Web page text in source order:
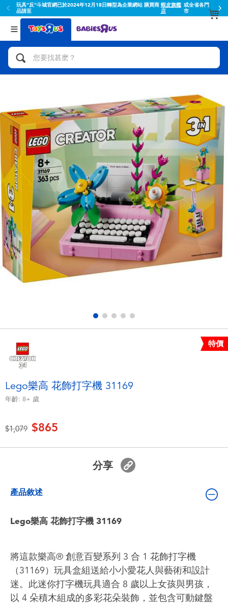
玩具"反"斗城官網已於2024年12月18日轉型為企業網站 購買商
品請至
蝦皮旗艦
店
或全省各門
市
返回
分類目錄
人氣英雄,角色扮演,射擊玩具
拼砌組合及樂高LEGO
玩具車,貨車,火車及遙控系列
手工藝,文具,蠟筆,泥膠,畫板
娃娃, 芭比,收藏公仔
電子玩具
遊戲及拼圖系列
夏日
電池
任天堂 Switch
盲盒
角色收藏
返回
品牌
Toy Story玩具總動員
52TOYS
Fuggler
Miniso名創優品
playpop
LEGO樂高
Barbie芭比
特價
Lego樂高 花飾打字機 31169
年齡: 8+ 歲
價格從
$1,079至$865
分享
產品敘述
Lego樂高 花飾打字機 31169
將這款樂高® 創意百變系列 3 合 1 花飾打字機
（31169）玩具盒組送給小小愛花人與藝術和設計
迷。此迷你打字機玩具適合 8 歲以上女孩與男孩，
以 4 朵積木組成的多彩花朵裝飾，並包含可動鍵盤